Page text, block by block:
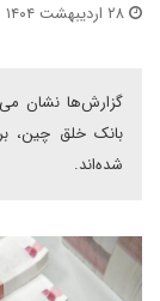
گزارش‌ها نشان
بانک خلق چین،
شده‌اند.